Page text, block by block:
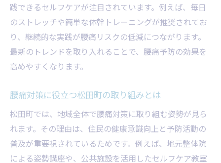
践できるセルフケアが注目されています。例えば、毎日
のストレッチや簡単な体幹トレーニングが推奨されてお
り、継続的な実践が腰痛リスクの低減につながります。
最新のトレンドを取り入れることで、腰痛予防の効果を
高めやすくなります。
腰痛対策に役立つ松田町の取り組みとは
松田町では、地域全体で腰痛対策に取り組む姿勢が見ら
れます。その理由は、住民の健康意識向上と予防活動の
普及が重要視されているためです。例えば、地元整体院
による姿勢講座や、公共施設を活用したセルフケア教室